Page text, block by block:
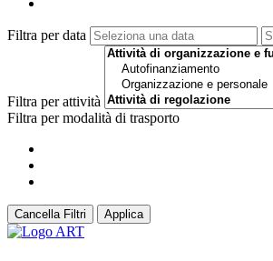
Filtra per data
Filtra per attività
Filtra per modalità di trasporto
Cancella Filtri Applica